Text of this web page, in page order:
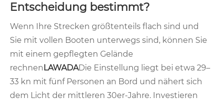
Entscheidung bestimmt?
Wenn Ihre Strecken größtenteils flach sind und
Sie mit vollen Booten unterwegs sind, können Sie
mit einem gepflegten Gelände
rechnenLAWADADie Einstellung liegt bei etwa 29–
33 kn mit fünf Personen an Bord und nähert sich
dem Licht der mittleren 30er-Jahre. Investieren